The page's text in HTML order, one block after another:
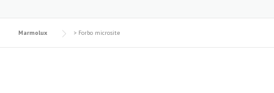
Marmolux > Forbo microsite